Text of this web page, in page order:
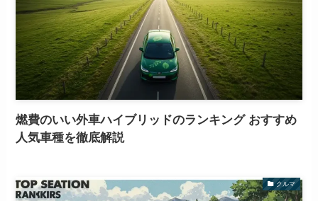
燃費のいい外車ハイブリッドのランキング おすすめ
人気車種を徹底解説
クルマ